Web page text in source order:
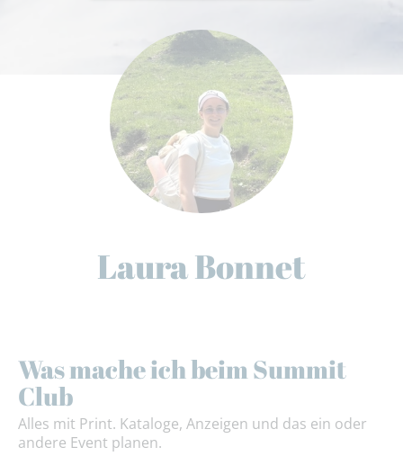
Laura Bonnet
Was mache ich beim Summit
Club
Alles mit Print. Kataloge, Anzeigen und das ein oder
andere Event planen.